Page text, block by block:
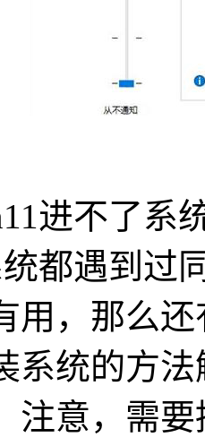
进不了系
都遇到过
用，那么
系统的方
注意，需